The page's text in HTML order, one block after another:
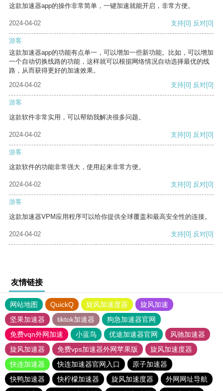
这款加速器app的操作非常简单，一键加速就能开启，非常方便。
2024-04-02 支持[0] 反对[0]
游客
这款加速器app的功能有点单一，可以增加一些新功能。比如，可以增加
一个自动切换线路的功能，这样就可以根据网络情况自动选择最优的线
路，从而获得更好的加速效果。
2024-04-02
支持[0] 反对[0]
游客
这款软件非常实用，可以帮助我解决很多问题。
2024-04-02 支持[0] 反对[0]
游客
这款软件的功能非常强大，使用起来非常方便。
2024-04-02 支持[0] 反对[0]
游客
这款加速器VPM应用程序可以给你提供全球覆盖和最高安全性的连接。
2024-04-02 支持[0] 反对[0]
友情链接
网站地图 QuickQ 旋风加速度器
旋风加速
坚果加速器
tiktok加速器
狗急加速器官网
免费vqn外网加速
小蓝鸟 优途加速器官网
风驰加速器
旋风加速器
免费vps加速器外网苹果版
旋风加速度器
快连加速器
快连加速器官网入口
原子加速器
快鸭加速器
快柠檬加速器 旋风加速度器
外网网址导航